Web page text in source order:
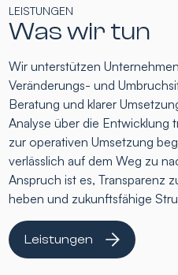
LEISTUNGEN
Was wir tun
Wir unterstützen
Veränderungs- und
Beratung und klarer
Analyse über die Entwicklung
zur operativen Umsetzung
verlässlich auf dem Weg zu
Anspruch ist es, Transparenz
heben und zukunftsfähige
Leistungen